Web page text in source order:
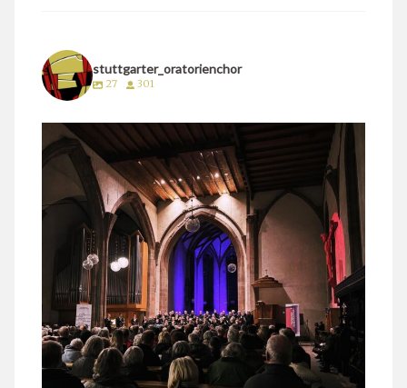
stuttgarter_oratorienchor
27 301
stuttgarter_oratorienchor
März 24